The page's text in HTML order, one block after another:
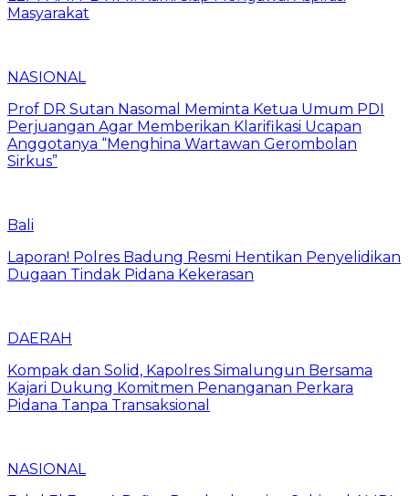
Masyarakat
NASIONAL
Prof DR Sutan Nasomal Meminta Ketua Umum PDI
Perjuangan Agar Memberikan Klarifikasi Ucapan
Anggotanya “Menghina Wartawan Gerombolan
Sirkus”
Bali
Laporan! Polres Badung Resmi Hentikan Penyelidikan
Dugaan Tindak Pidana Kekerasan
DAERAH
Kompak dan Solid, Kapolres Simalungun Bersama
Kajari Dukung Komitmen Penanganan Perkara
Pidana Tanpa Transaksional
NASIONAL